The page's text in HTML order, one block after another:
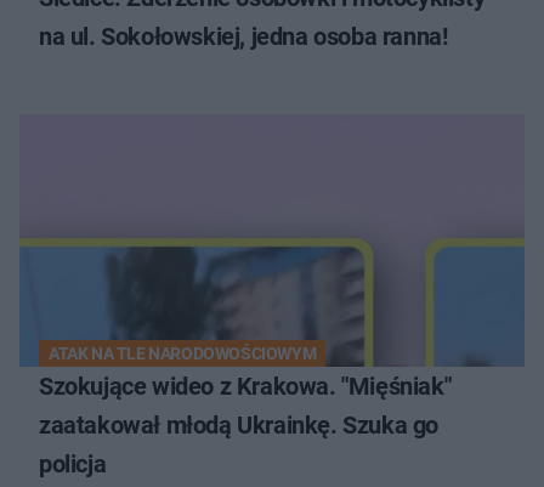
na ul. Sokołowskiej, jedna osoba ranna!
ATAK NA TLE NARODOWOŚCIOWYM
Szokujące wideo z Krakowa. "Mięśniak"
zaatakował młodą Ukrainkę. Szuka go
policja